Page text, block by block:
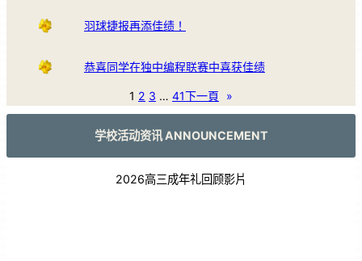
羽球捷报再添佳绩！
恭喜同学在独中编程联赛中喜获佳绩
1 2 3 … 41下一頁 »
学校活动资讯 ANNOUNCEMENT
2026高三成年礼回顾影片